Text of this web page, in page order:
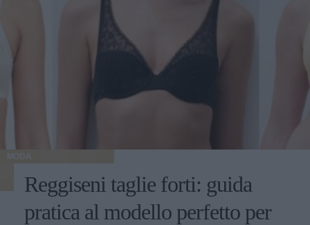
MODA
Reggiseni taglie forti: guida
pratica al modello perfetto per